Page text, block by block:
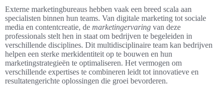
Externe marketingbureaus hebben vaak een breed scala aan
specialisten binnen hun teams. Van digitale marketing tot sociale
media en contentcreatie, de marketingervaring van deze
professionals stelt hen in staat om bedrijven te begeleiden in
verschillende disciplines. Dit multidisciplinaire team kan bedrijven
helpen een sterke merkidentiteit op te bouwen en hun
marketingstrategieën te optimaliseren. Het vermogen om
verschillende expertises te combineren leidt tot innovatieve en
resultatengerichte oplossingen die groei bevorderen.